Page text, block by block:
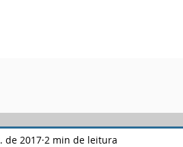
de 2017 2 min de leitura